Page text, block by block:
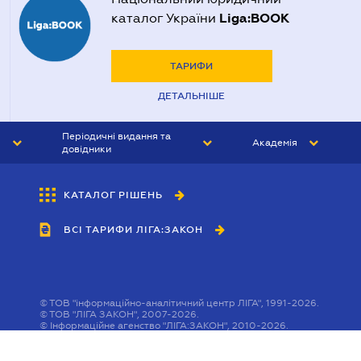
каталог України Liga:BOOK
ТАРИФИ
ДЕТАЛЬНІШЕ
Періодичні видання та
довідники
БУХГАЛТЕР&ЗАКОН
ВІСНИК МСФЗ
Академія
КАТАЛОГ РІШЕНЬ
ВСІ ТАРИФИ ЛІГА:ЗАКОН
©ТОВ "інформаційно-аналітичний центр ЛІГА", 1991-2026.
©ТОВ "ЛІГА ЗАКОН", 2007-2026.
© Інформаційне агенство "ЛІГА:ЗАКОН", 2010-2026.